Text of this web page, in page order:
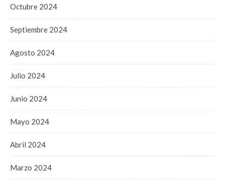
Octubre 2024
Septiembre 2024
Agosto 2024
Julio 2024
Junio 2024
Mayo 2024
Abril 2024
Marzo 2024